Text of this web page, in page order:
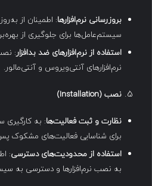
بروزرسانی نرم‌افزارها: اطمینان از
سیستم‌عامل‌ها برای جلوگیری از
استفاده از نرم‌افزارهای ضد بدافزار:
نرم‌افزارهای آنتی‌ویروس و آنتی‌مالور.
نصب (Installation)
نظارت و ثبت فعالیت‌ها
برای شناسایی فعالیت‌های مشکوک
استفاده از محدودیت‌های دسترسی:
به نصب نرم‌افزارها و دسترسی به